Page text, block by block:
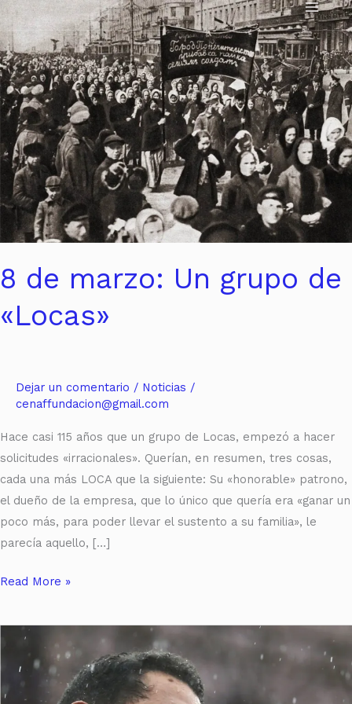
al
contenido
8 de marzo: Un grupo de
«Locas»
Dejar un comentario / Noticias /
cenaffundacion@gmail.com
Hace casi 115 años que un grupo de Locas, empezó a hacer
solicitudes «irracionales». Querían, en resumen, tres cosas,
cada una más LOCA que la siguiente: Su «honorable» patrono,
el dueño de la empresa, que lo único que quería era «ganar un
poco más, para poder llevar el sustento a su familia», le
parecía aquello, […]
de
marzo:
Un
grupo
de
«Locas»
Read More »
Hugo
Chávez:
legado